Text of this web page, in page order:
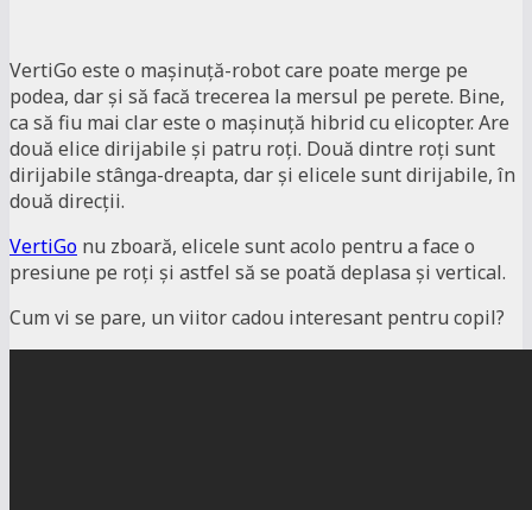
VertiGo este o mașinuță-robot care poate merge pe
podea, dar și să facă trecerea la mersul pe perete. Bine,
ca să fiu mai clar este o mașinuță hibrid cu elicopter. Are
două elice dirijabile și patru roți. Două dintre roți sunt
dirijabile stânga-dreapta, dar și elicele sunt dirijabile, în
două direcții.
VertiGo nu zboară, elicele sunt acolo pentru a face o
presiune pe roți și astfel să se poată deplasa și vertical.
Cum vi se pare, un viitor cadou interesant pentru copil?